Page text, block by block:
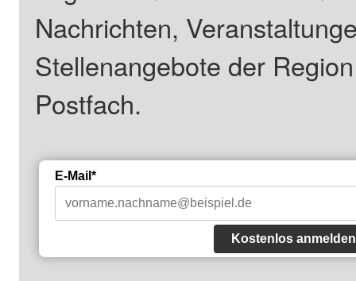
Nachrichten,
Stellenangebote der
Postfach.
E-Mail*
Kostenlos anmelden